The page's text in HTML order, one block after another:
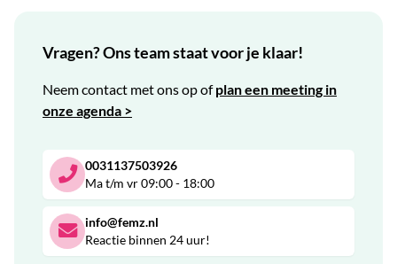
Vragen? Ons team staat voor je klaar!
Neem contact met ons op ofplan een meeting in
onze agenda >
0031137503926
Ma t/m vr 09:00 - 18:00
info@femz.nl
Reactie binnen 24 uur!